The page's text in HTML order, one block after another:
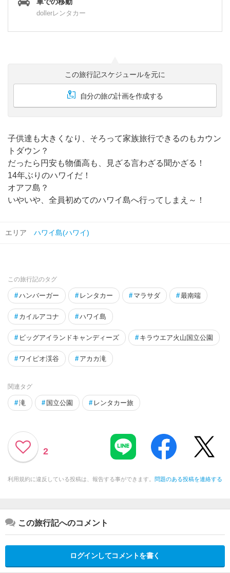
dollerレンタカー
この旅行記スケジュールを元に
自分の旅の計画を作成する
子供達も大きくなり、そろって家族旅行できるのもカウン
トダウン？
だったら円安も物価高も、見ざる言わざる聞かざる！
14年ぶりのハワイだ！
オアフ島？
いやいや、全員初めてのハワイ島へ行ってしまえ～！
エリア ハワイ島(ハワイ)
この旅行記のタグ
#ハンバーガー # レンタカー # マラサダ #最南端
# カイルアコナ #ハワイ島
# ビッグアイランドキャンディーズ # キラウエア火山国立公園
# ワイピオ渓谷 # アカカ滝
関連タグ
#滝 # 国立公園 # レンタカー旅
2
利用規約に違反している投稿は、報告する事ができます。 問題のある投稿を連絡する
この旅行記へのコメント
ログインしてコメントを書く